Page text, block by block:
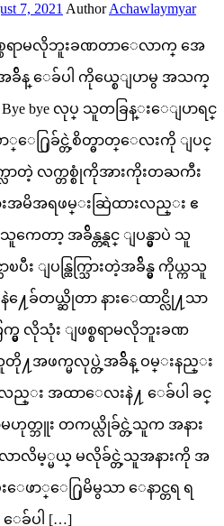
7, 2021 Author Achawlaymyar
စရာမလိုဘူးခဏတာေလာက္ အေ
ခ်ိန္ ေခ်ပါ ကိုယ္စေျပာမွ အသက္
Bye bye လုပ္ သူတခြန္းေျပာရင္
ေ႐ြခ်င္တဲ့စိတ္ဓာတ္ေလးကို ျပင္
လာတဲ့ လက္တစ္စုံကိုအားကိုးတႀကီး
ဗ်ားအမိအရဖမ္းဆြဲထားလည္း ဧ
ကေတာ့ အခ်ိန္တန္ရင္ ျပန္မွာပဲ သူ
ျပန္ထြက္သြားတဲ့အခ်ိန္မွ ကိုယ္ကသူ
ေခ်တယ္ဆိုတာ နားေထာင္လို႔သာ
လိုသုံး ျဖစ္စရာမလိုဘူးခဏ
႔အဖက္မလုပ္တဲ့အခ်ိန္ ဝမ္းနည္း
း အထာေလးနဲ႔ ေခ်ပါ ခင္
မဟုတ္ဘူး တကယ္လိုခ်င္တဲ့သူက အနား
လိမ့္မယ္ မလိုခ်င္တဲ့သူအနားကို အ
ေဖာ္ေ႐ြမိမွသာ ေနာင္တရ ရ
ေခ်ပါ […]